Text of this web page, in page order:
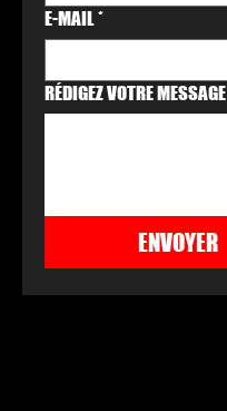
E-MAIL*
RÉDIGEZ VOTRE MESSAGE
ENVOYER